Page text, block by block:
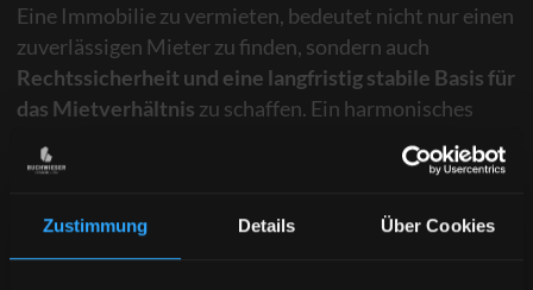
Zustimmung Details Über Cookies
Eine Immobilie zu vermieten, bedeutet nicht nur einen
zuverlässigen Mieter zu finden, sondern auch
Rechtssicherheit und eine langfristig stabile Basis für
das Mietverhältnis zu schaffen. Ein harmonisches
Mietverhältnis zu marktgerechten Mietpreisen ist
sowohl wirtschaftlich als auch menschlich ein Gewinn.
Als erfahrener
Immobilienmakler in Garmisch-
Partenkirchen und im gesamten Landkreis Garmisch-